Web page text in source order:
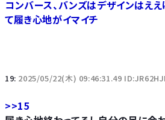
コンバース、バンズはデザインはえ
て履き心地がイマイチ
19: 2025/05/22(木) 09:46:31.49
>>15